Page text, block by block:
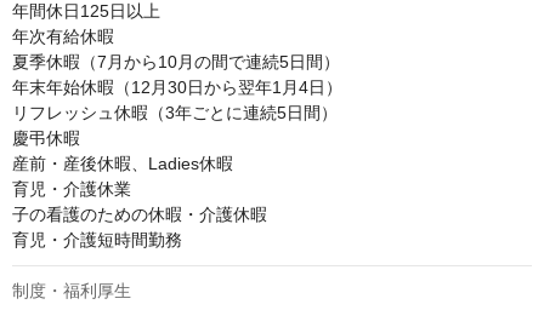
年間休日125日以上
年次有給休暇
夏季休暇（7月から10月の間で連続5日間）
年末年始休暇（12月30日から翌年1月4日）
リフレッシュ休暇（3年ごとに連続5日間）
慶弔休暇
産前・産後休暇、Ladies休暇
育児・介護休業
子の看護のための休暇・介護休暇
育児・介護短時間勤務
制度・福利厚生